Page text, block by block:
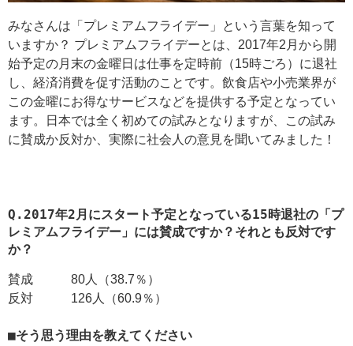
みなさんは「プレミアムフライデー」という言葉を知って
いますか？ プレミアムフライデーとは、2017年2月から開
始予定の月末の金曜日は仕事を定時前（15時ごろ）に退社
し、経済消費を促す活動のことです。飲食店や小売業界が
この金曜にお得なサービスなどを提供する予定となってい
ます。日本では全く初めての試みとなりますが、この試み
に賛成か反対か、実際に社会人の意見を聞いてみました！
Q.2017年2月にスタート予定となっている15時退社の「プ
レミアムフライデー」には賛成ですか？それとも反対です
か？
賛成 80人（38.7％）
反対 126人（60.9％）
■そう思う理由を教えてください